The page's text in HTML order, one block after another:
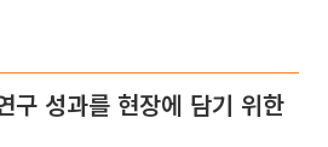
성과를 현장에 담기 위한